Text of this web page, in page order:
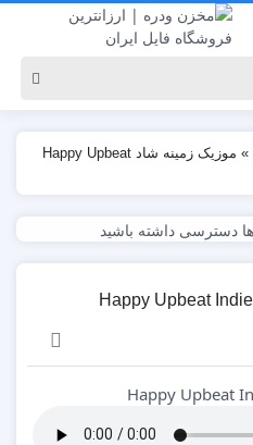
»
موزیک زمینه شاد Happy Upbeat